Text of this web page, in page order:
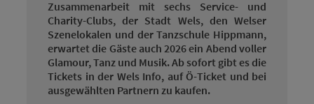
Zusammenarbeit mit sechs Service- und
Charity-Clubs, der Stadt Wels, den Welser
Szenelokalen und der Tanzschule Hippmann,
erwartet die Gäste auch 2026 ein Abend voller
Glamour, Tanz und Musik. Ab sofort gibt es die
Tickets in der Wels Info, auf Ö-Ticket und bei
ausgewählten Partnern zu kaufen.